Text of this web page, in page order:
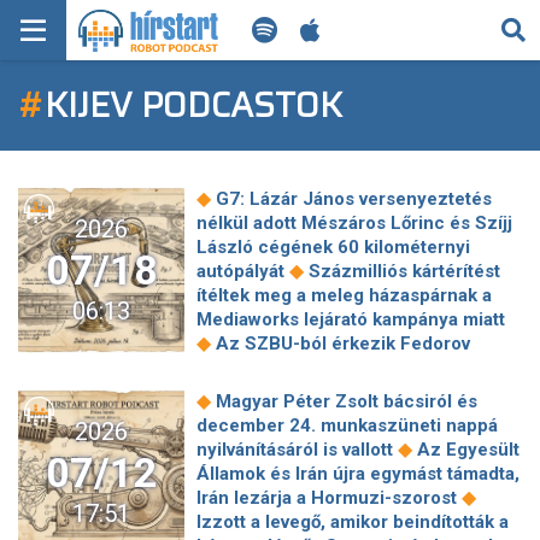
KERESÉS
KEZDŐLAP
FRISS HÍREK
TECH HÍREK
FILM-ZENE-SZÓRAKOZÁS
PLAYLIST
MI AZ A ROBOT PODCAST?
#KIJEV PODCASTOK
2026
07/18
06:13
◆ G7: Lázár János versenyeztetés
nélkül adott Mészáros Lőrinc és Szíjj
László cégének 60 kilométernyi
autópályát ◆ Százmilliós kártérítést
ítéltek meg a meleg házaspárnak a
Mediaworks lejárató kampánya miatt
◆ Az SZBU-ból érkezik Fedorov
élére
1,7 milliárdot költött
kampányra a Fidesz-KDNP ◆
Összedőlt az egyik legnagyobb prágai
köztéri szobor
◆Csapdába eshetnek
az 50 feletti magyar szülők: a
tehermentes családi ház miatt mehet
2026
07/12
17:51
◆ Magyar Péter Zsolt bácsiról és
december 24. munkaszüneti nappá
nyilvánításáról is vallott ◆ Az Egyesült
Államok és Irán újra egymást támadta,
Irán lezárja a Hormuzi-szorost ◆
Izzott a levegő, amikor beindították a